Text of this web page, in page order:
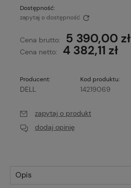
Dostępność:
zapytaj o dostępność
Cena brutto: 5 390,00 zł
Cena netto: 4 382,11 zł
Producent:
DELL
Kod produktu:
14219069
zapytaj o produkt
dodaj opinię
Opis